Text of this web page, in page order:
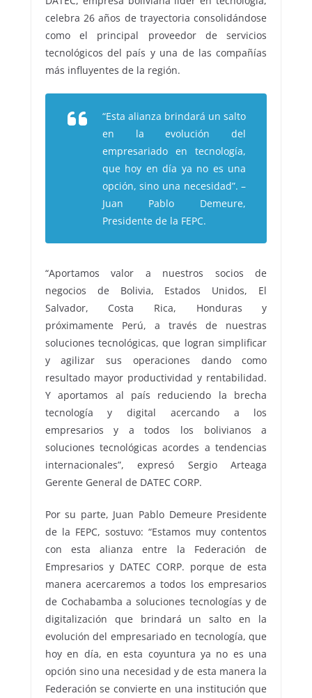
celebra 26 años de trayectoria consolidándose
como el principal proveedor de servicios
tecnológicos del país y una de las compañías
más influyentes de la región.
“Esta alianza brindará un salto
en la evolución del
empresariado en tecnología,
que hoy en día ya no es una
opción, sino una necesidad”. –
Juan Pablo Demeure,
Presidente de la FEPC.
“Aportamos valor a nuestros socios de
negocios de Bolivia, Estados Unidos, El
Salvador, Costa Rica, Honduras y
próximamente Perú, a través de nuestras
soluciones tecnológicas, que logran simplificar
y agilizar sus operaciones dando como
resultado mayor productividad y rentabilidad.
Y aportamos al país reduciendo la brecha
tecnología y digital acercando a los
empresarios y a todos los bolivianos a
soluciones tecnológicas acordes a tendencias
internacionales”, expresó Sergio Arteaga
Gerente General de DATEC CORP.
Por su parte, Juan Pablo Demeure Presidente
de la FEPC, sostuvo: “Estamos muy contentos
con esta alianza entre la Federación de
Empresarios y DATEC CORP. porque de esta
manera acercaremos a todos los empresarios
de Cochabamba a soluciones tecnologías y de
digitalización que brindará un salto en la
evolución del empresariado en tecnología, que
hoy en día, en esta coyuntura ya no es una
opción sino una necesidad y de esta manera la
Federación se convierte en una institución que